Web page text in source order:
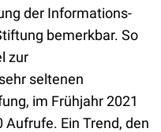
der Informations-
bemerkbar. So
zur
seltenen
im Frühjahr 2021
Ein Trend, den